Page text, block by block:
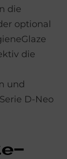
die
optional
die
und
D-Neo